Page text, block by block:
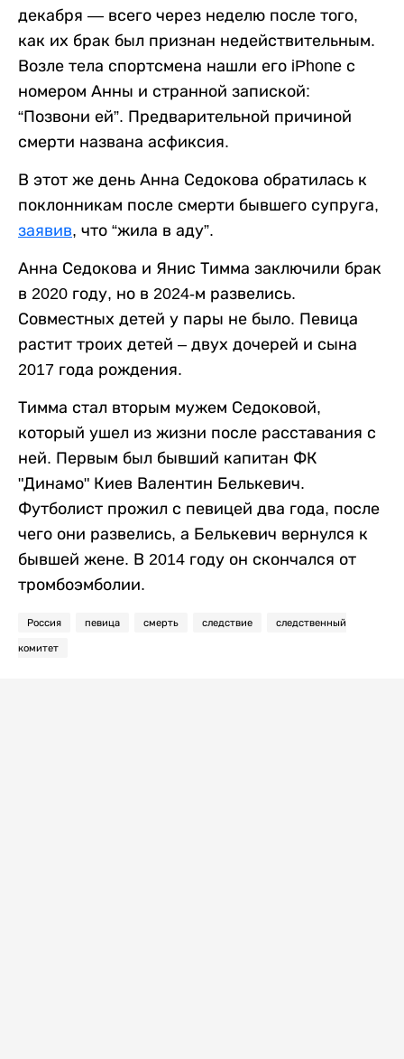
декабря — всего через неделю после того,
как их брак был признан недействительным.
Возле тела спортсмена нашли его iPhone с
номером Анны и странной запиской:
“Позвони ей”. Предварительной причиной
смерти названа асфиксия.
В этот же день Анна Седокова обратилась к
поклонникам после смерти бывшего супруга,
заявив, что “жила в аду”.
Анна Седокова и Янис Тимма заключили брак
в 2020 году, но в 2024-м развелись.
Совместных детей у пары не было. Певица
растит троих детей – двух дочерей и сына
2017 года рождения.
Тимма стал вторым мужем Седоковой,
который ушел из жизни после расставания с
ней. Первым был бывший капитан ФК
"Динамо" Киев Валентин Белькевич.
Футболист прожил с певицей два года, после
чего они развелись, а Белькевич вернулся к
бывшей жене. В 2014 году он скончался от
тромбоэмболии.
Россия певица смерть следствие следственный
комитет